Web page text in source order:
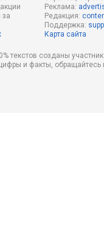
за
Реклама:
Редакция:
Поддержка:
Карта сайта
текстов созданы
цифры и факты,